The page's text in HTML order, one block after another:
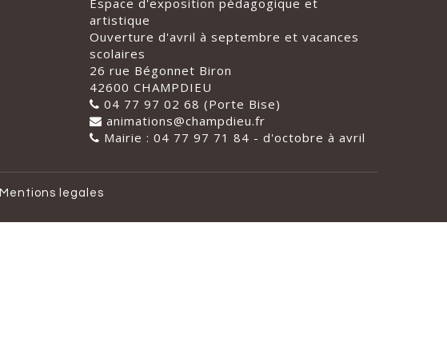
Espace d'exposition pédagogique et
artistique
Ouverture d'avril à septembre et vacances
scolaires
26 rue Bégonnet Biron
42600 CHAMPDIEU
04 77 97 02 68 (Porte Bise)
animations@champdieu.fr
Mairie : 04 77 97 71 84 - d'octobre à avril
Mentions legales